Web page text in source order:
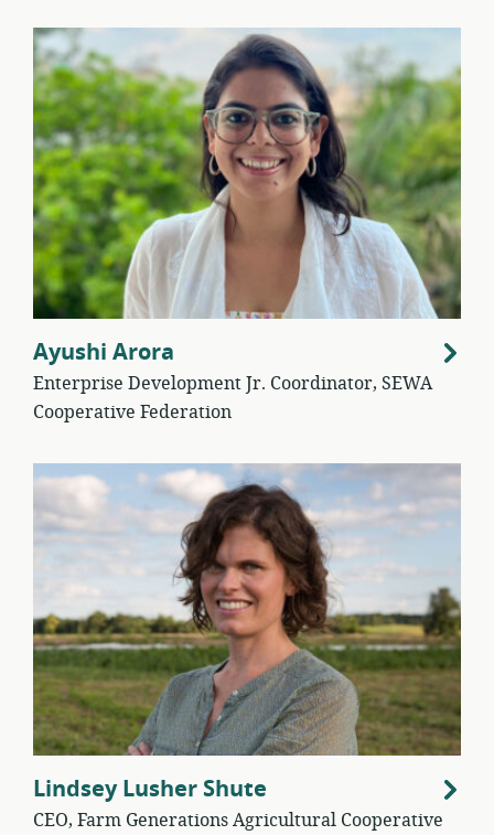
Ayushi Arora
Enterprise Development Jr. Coordinator, SEWA
Cooperative Federation
Lindsey Lusher Shute
CEO, Farm Generations Agricultural Cooperative